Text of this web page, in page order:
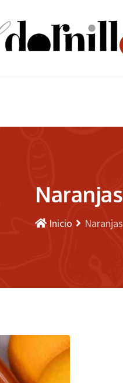
Naranjas
Inicio Naranjas